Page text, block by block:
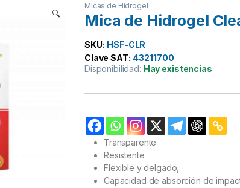
🔍
Micas de Hidrogel
Mica de Hidrogel
SKU: HSF-CLR
Clave SAT: 43211700
Disponibilidad: Hay existencias
Transparente
Resistente
Flexible y delgado,
Capacidad de absorción de